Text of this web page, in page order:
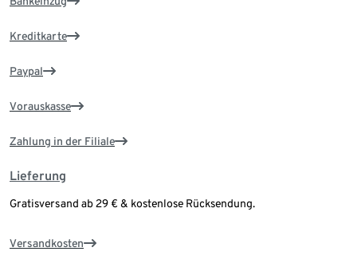
Kreditkarte
Paypal
Vorauskasse
Zahlung in der Filiale
Lieferung
Gratisversand ab 29 € & kostenlose Rücksendung.
Versandkosten